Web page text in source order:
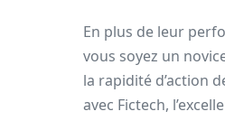
En plus de leur
vous soyez un
la rapidité d’action
avec Fictech,